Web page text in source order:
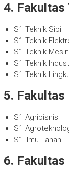
4. Fakultas
S1 Teknik Sipil
S1 Teknik
S1 Teknik Mesin
S1 Teknik
S1 Teknik
5. Fakultas
S1 Agribisnis
S1
S1 Ilmu Tanah
6.